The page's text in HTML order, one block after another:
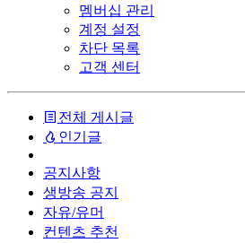
멤버십 관리
계정 설정
차단 목록
고객 센터
전체 게시글
인기글
공지사항
생방송 공지
자유/유머
컨텐츠 추천